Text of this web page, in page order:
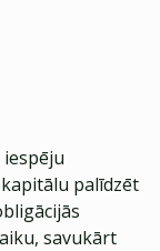
palīdzēt
savukārt